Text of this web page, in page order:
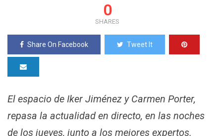
0
SHARES
Share On Facebook Tweet It
El espacio de Iker Jiménez y Carmen Porter,
repasa la actualidad en directo, en las noches
de los jueves, junto a los mejores expertos.